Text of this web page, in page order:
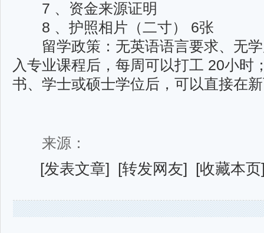
7 、资金来源证明
8 、护照相片（二寸） 6张
留学政策：无英语语言要求、无学
入专业课程后，每周可以打工 20小时
书、学士或硕士学位后，可以直接在
来源：
[发表文章] [转发网友] [收藏本页